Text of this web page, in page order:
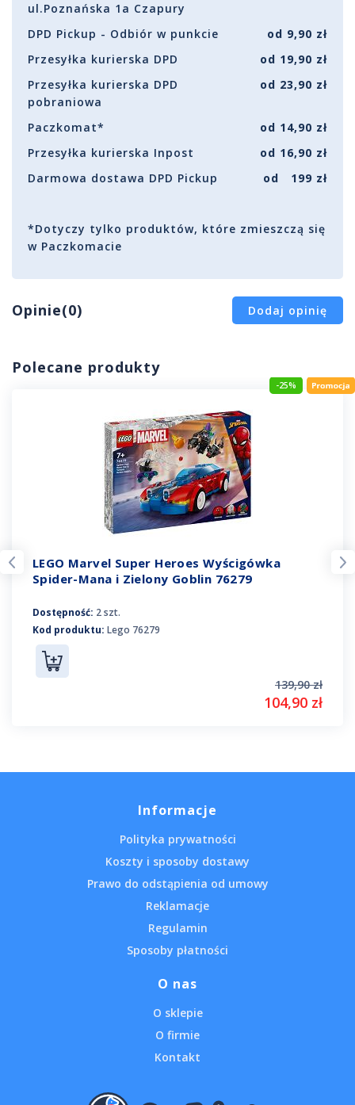
ul.Poznańska 1a Czapury
DPD Pickup - Odbiór w punkcie
od 9,90 zł
Przesyłka kurierska DPD
od 19,90 zł
Przesyłka kurierska DPD
pobraniowa
od 23,90 zł
Paczkomat*
od 14,90 zł
Przesyłka kurierska Inpost
od 16,90 zł
Darmowa dostawa DPD Pickup
od 199 zł
*Dotyczy tylko produktów, które zmieszczą się
w Paczkomacie
Opinie(0) Dodaj opinię
Polecane produkty
-25%
LEGO Marvel Super Heroes Wyścigówka
Spider-Mana i Zielony Goblin 76279
Dostępność: 2 szt.
Kod produktu: Lego 76279
139,90 zł
104,90 zł
Informacje
Polityka prywatności
Koszty i sposoby dostawy
Prawo do odstąpienia od umowy
Reklamacje
Regulamin
Sposoby płatności
O nas
O sklepie
O firmie
Kontakt